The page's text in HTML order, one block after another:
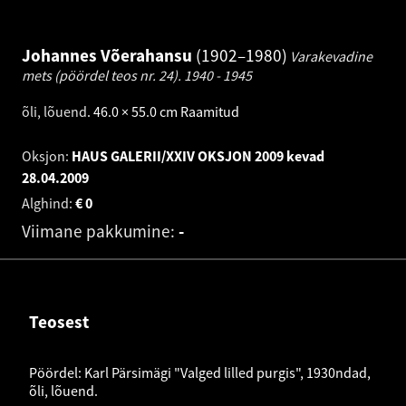
Johannes Võerahansu 1902–1980 Varakevadine
mets (pöördel teos nr. 24). 1940 - 1945
õli, lõuend. 46.0 × 55.0 cm Raamitud
Oksjon: HAUS GALERII/XXIV OKSJON 2009 kevad
28.04.2009
Alghind:
0
€
Viimane pakkumine: -
Teosest
Pöördel: Karl Pärsimägi "Valged lilled purgis", 1930ndad,
õli, lõuend.